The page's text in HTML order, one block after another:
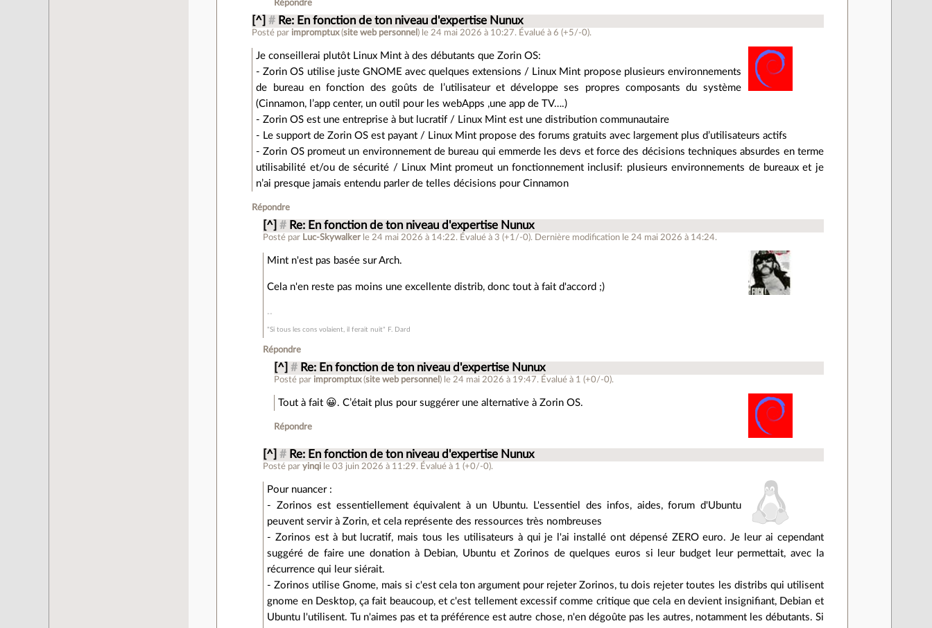
Répondre
[^] # Re: En fonction de ton niveau d'expertise Nunux
Posté par impromptux(site web personnel ) le 24 mai 2026 à 10:27. Évalué à6 (+5/-0).
Je conseillerai plutôt Linux Mint à des débutants que Zorin OS:
- Zorin OS utilise juste GNOME avec quelques extensions / Linux Mint propose plusieurs environnements
de bureau en fonction des goûts de l’utilisateur et développe ses propres composants du système
(Cinnamon, l’app center, un outil pour les webApps ,une app de TV….)
- Zorin OS est une entreprise à but lucratif / Linux Mint est une distribution communautaire
- Le support de Zorin OS est payant / Linux Mint propose des forums gratuits avec largement plus d’utilisateurs actifs
- Zorin OS promeut un environnement de bureau qui emmerde les devs et force des décisions techniques absurdes en terme
utilisabilité et/ou de sécurité / Linux Mint promeut un fonctionnement inclusif: plusieurs environnements de bureaux et je
n’ai presque jamais entendu parler de telles décisions pour Cinnamon
Répondre
[^] # Re: En fonction de ton niveau d'expertise Nunux
Posté par Luc-Skywalker le 24 mai 2026 à 14:22. Évalué à 3 (+1/-0). Dernière modification le 24 mai 2026 à 14:24.
Mint n'est pas basée sur Arch.
Cela n'en reste pas moins une excellente distrib, donc tout à fait d'accord ;)
"Si tous les cons volaient, il ferait nuit" F. Dard
Répondre
[^] # Re: En fonction de ton niveau d'expertise Nunux
Posté par impromptux(site web personnel ) le 24 mai 2026 à 19:47. Évalué à 1 (+0/-0).
Tout à fait 😀. C’était plus pour suggérer une alternative à Zorin OS.
Répondre
[^] # Re: En fonction de ton niveau d'expertise Nunux
Posté paryinqi le 03 juin 2026 à 11:29. Évalué à 1 (+0/-0).
Pour nuancer :
- Zorinos est essentiellement équivalent à un Ubuntu. L'essentiel des infos, aides, forum d'Ubuntu
peuvent servir à Zorin, et cela représente des ressources très nombreuses
- Zorinos est à but lucratif, mais tous les utilisateurs à qui je l'ai installé ont dépensé ZERO euro. Je leur ai cependant
suggéré de faire une donation à Debian, Ubuntu et Zorinos de quelques euros si leur budget leur permettait, avec la
récurrence qui leur siérait.
- Zorinos utilise Gnome, mais si c'est cela ton argument pour rejeter Zorinos, tu dois rejeter toutes les distribs qui utilisent
gnome en Desktop, ça fait beaucoup, et c'est tellement excessif comme critique que cela en devient insignifiant, Debian et
Ubuntu l'utilisent. Tu n'aimes pas et ta préférence est autre chose, n'en dégoûte pas les autres, notamment les débutants. Si